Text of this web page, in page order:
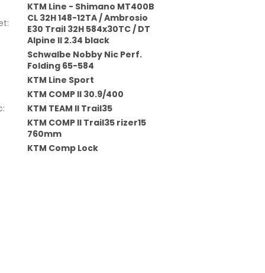
:
KTM Line - Shimano MT400B
CL 32H 148-12TA / Ambrosio
E30 Trail 32H 584x30TC / DT
Alpine II 2.34 black
Schwalbe Nobby Nic Perf.
Folding 65-584
KTM Line Sport
KTM COMP II 30.9/400
:
KTM TEAM II Trail35
KTM COMP II Trail35 rizer15
760mm
KTM Comp Lock